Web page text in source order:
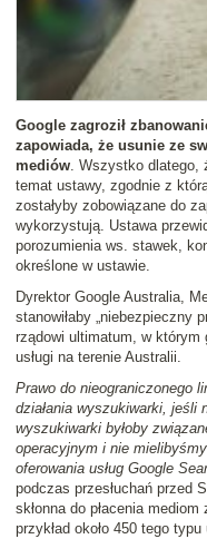
Google zagroził
zapowiada, że usunie ze
mediów. Wszystko dlatego,
temat ustawy, zgodnie z
zostałyby zobowiązane do
wykorzystują. Ustawa
porozumienia ws. stawek,
określone w ustawie.
Dyrektor Google Australia,
stanowiłaby „niebezpieczny
rządowi ultimatum, w
usługi na terenie Australii.
Prawo do nieograniczonego
działania wyszukiwarki, jeśli
wyszukiwarki byłoby
operacyjnym i nie
oferowania usług Google
podczas przesłuchań przed
skłonna do płacenia
przykład około 450 tego